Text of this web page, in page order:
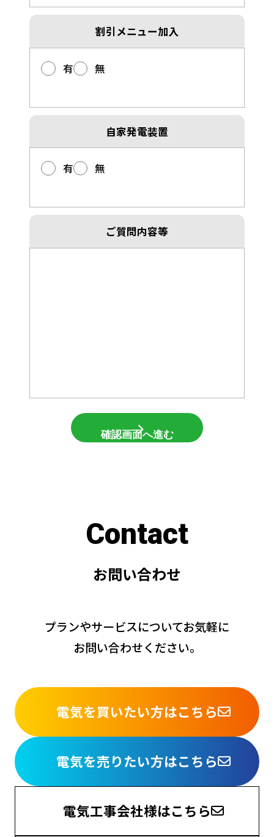
割引メニュー加入
有 無
自家発電装置
有 無
ご質問内容等
Contact
お問い合わせ
プランやサービスについてお気軽に
お問い合わせください。
電気を買いたい方はこちら
電気を売りたい方はこちら
電気工事会社様はこちら